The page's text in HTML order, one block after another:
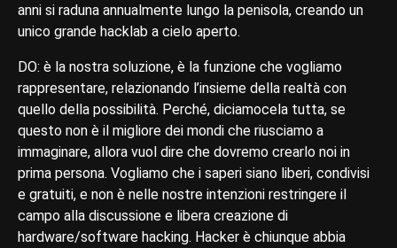
anni si raduna annualmente lungo la penisola, creando un
unico grande hacklab a cielo aperto.
DO: è la nostra soluzione, è la funzione che vogliamo
rappresentare, relazionando l’insieme della realtà con
quello della possibilità. Perché, diciamocela tutta, se
questo non è il migliore dei mondi che riusciamo a
immaginare, allora vuol dire che dovremo crearlo noi in
prima persona. Vogliamo che i saperi siano liberi, condivisi
e gratuiti, e non è nelle nostre intenzioni restringere il
campo alla discussione e libera creazione di
hardware/software hacking. Hacker è chiunque abbia